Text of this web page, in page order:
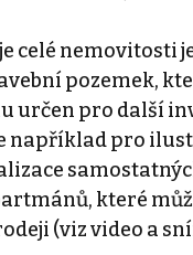
celé nemovitosti
pozemek,
určen pro další
například pro
které
(viz video a